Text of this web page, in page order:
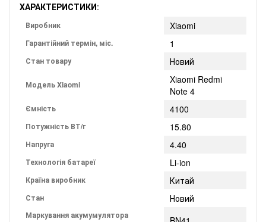
ХАРАКТЕРИСТИКИ:
Виробник Xiaomi
Гарантійний термін, міс. 1
Стан товару Новий
Модель Xiaomi
Xiaomi Redmi
Note 4
Ємність 4100
Потужність ВТ/г 15.80
Напруга 4.40
Технологія батареї Li-ion
Країна виробник Китай
Стан Новий
Маркування акумумулятора